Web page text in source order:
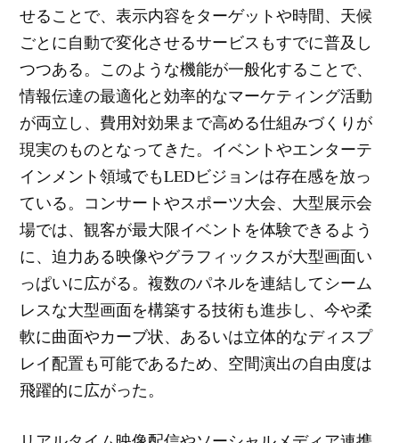
せることで、表示内容をターゲットや時間、天候
ごとに自動で変化させるサービスもすでに普及し
つつある。このような機能が一般化することで、
情報伝達の最適化と効率的なマーケティング活動
が両立し、費用対効果まで高める仕組みづくりが
現実のものとなってきた。イベントやエンターテ
インメント領域でもLEDビジョンは存在感を放っ
ている。コンサートやスポーツ大会、大型展示会
場では、観客が最大限イベントを体験できるよう
に、迫力ある映像やグラフィックスが大型画面い
っぱいに広がる。複数のパネルを連結してシーム
レスな大型画面を構築する技術も進歩し、今や柔
軟に曲面やカーブ状、あるいは立体的なディスプ
レイ配置も可能であるため、空間演出の自由度は
飛躍的に広がった。